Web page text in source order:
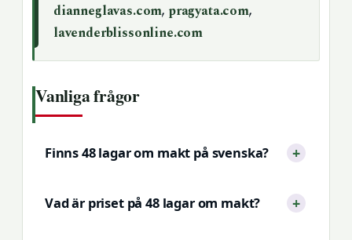
dianneglavas.com, pragyata.com,
lavenderblissonline.com
Vanliga frågor
Finns 48 lagar om makt på svenska?
Vad är priset på 48 lagar om makt?